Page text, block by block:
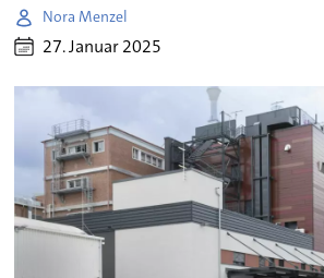
Nora Menzel
27. Januar 2025